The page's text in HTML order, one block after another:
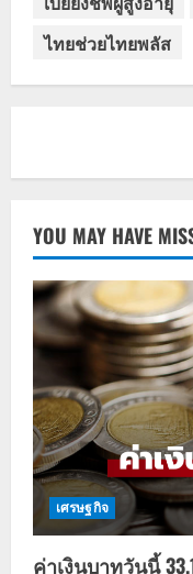
ไทยช่วยไทยพลัส
YOU MAY HAVE
เศรษฐกิจ
ค่าเงินบาทวันนี้